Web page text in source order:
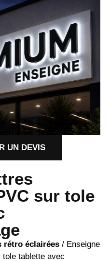
UN DEVIS
sur tole
rétro éclairées / Enseigne
tablette avec